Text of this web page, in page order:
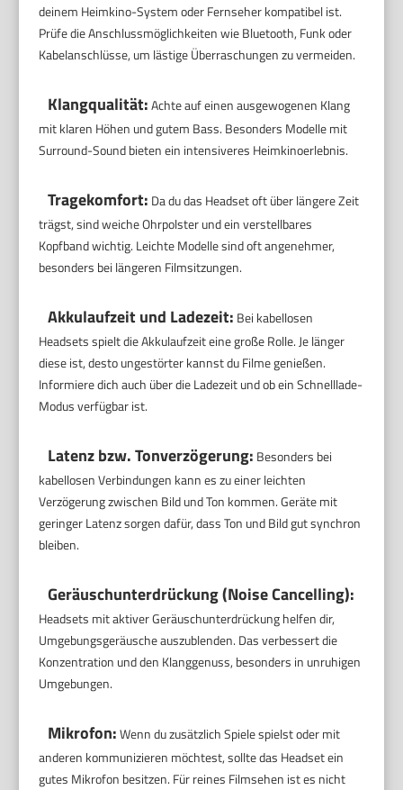
deinem Heimkino-System oder Fernseher kompatibel ist.
Prüfe die Anschlussmöglichkeiten wie Bluetooth, Funk oder
Kabelanschlüsse, um lästige Überraschungen zu vermeiden.
Klangqualität:Achte auf einen ausgewogenen Klang
mit klaren Höhen und gutem Bass. Besonders Modelle mit
Surround-Sound bieten ein intensiveres Heimkinoerlebnis.
Tragekomfort: Da du das Headset oft über längere Zeit
trägst, sind weiche Ohrpolster und ein verstellbares
Kopfband wichtig. Leichte Modelle sind oft angenehmer,
besonders bei längeren Filmsitzungen.
Akkulaufzeit und Ladezeit: Bei kabellosen
Headsets spielt die Akkulaufzeit eine große Rolle. Je länger
diese ist, desto ungestörter kannst du Filme genießen.
Informiere dich auch über die Ladezeit und ob ein Schnelllade-
Modus verfügbar ist.
Latenz bzw. Tonverzögerung: Besonders bei
kabellosen Verbindungen kann es zu einer leichten
Verzögerung zwischen Bild und Ton kommen. Geräte mit
geringer Latenz sorgen dafür, dass Ton und Bild gut synchron
bleiben.
Geräuschunterdrückung (Noise Cancelling):
Headsets mit aktiver Geräuschunterdrückung helfen dir,
Umgebungsgeräusche auszublenden. Das verbessert die
Konzentration und den Klanggenuss, besonders in unruhigen
Umgebungen.
Mikrofon:Wenn du zusätzlich Spiele spielst oder mit
anderen kommunizieren möchtest, sollte das Headset ein
gutes Mikrofon besitzen. Für reines Filmsehen ist es nicht